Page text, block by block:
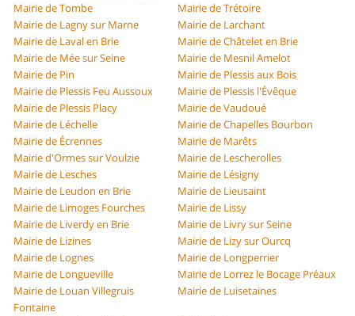
Mairie de Tombe
Mairie de Trétoire
Mairie de Lagny sur Marne
Mairie de Larchant
Mairie de Laval en Brie
Mairie de Châtelet en Brie
Mairie de Mée sur Seine
Mairie de Mesnil Amelot
Mairie de Pin
Mairie de Plessis aux Bois
Mairie de Plessis Feu Aussoux
Mairie de Plessis l'Évêque
Mairie de Plessis Placy
Mairie de Vaudoué
Mairie de Léchelle
Mairie de Chapelles Bourbon
Mairie de Écrennes
Mairie de Marêts
Mairie d'Ormes sur Voulzie
Mairie de Lescherolles
Mairie de Lesches
Mairie de Lésigny
Mairie de Leudon en Brie
Mairie de Lieusaint
Mairie de Limoges Fourches
Mairie de Lissy
Mairie de Liverdy en Brie
Mairie de Livry sur Seine
Mairie de Lizines
Mairie de Lizy sur Ourcq
Mairie de Lognes
Mairie de Longperrier
Mairie de Longueville
Mairie de Lorrez le Bocage Préaux
Mairie de Louan Villegruis
Fontaine
Mairie de Luisetaines